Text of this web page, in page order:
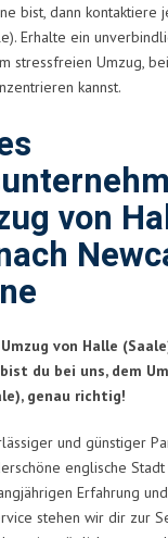
bist, dann kontaktiere
Erhalte ein
stressfreien Umzug,
kannst.
von
von Halle
du bei uns, dem
genau richtig!
und günstiger
englische
Erfahrung
stehen wir dir zur